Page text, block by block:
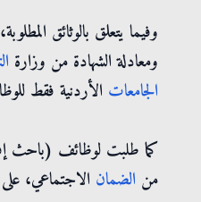
وفيما يتعلق بالوثائق
ومعادلة الشهادة من وزارة
الجامعات الأردنية فقط
كما طلبت لوظائف (باحث
من الضمان الاجتماعي،